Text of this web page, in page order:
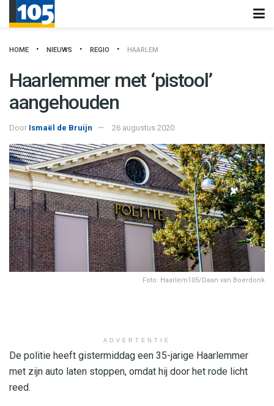
HOME NIEUWS REGIO HAARLEM
Haarlemmer met ‘pistool’
aangehouden
Door Ismaël de Bruijn 26 augustus 2020
Foto: Haarlem105/Daan van Boerdonk
ADVERTENTIE
De politie heeft gistermiddag een 35-jarige Haarlemmer
met zijn auto laten stoppen, omdat hij door het rode licht
reed.